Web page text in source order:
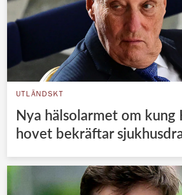
UTLÄNDSKT
Nya hälsolarmet om kung
hovet bekräftar